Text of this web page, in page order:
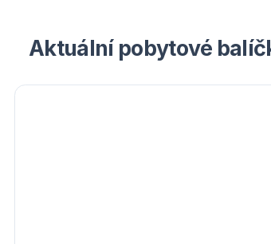
Aktuální pobytové